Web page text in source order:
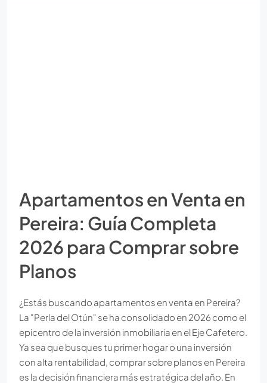
Apartamentos en Venta en
Pereira: Guía Completa
2026 para Comprar sobre
Planos
¿Estás buscando apartamentos en venta en Pereira?
La "Perla del Otún" se ha consolidado en 2026 como el
epicentro de la inversión inmobiliaria en el Eje Cafetero.
Ya sea que busques tu primer hogar o una inversión
con alta rentabilidad, comprar sobre planos en Pereira
es la decisión financiera más estratégica del año. En